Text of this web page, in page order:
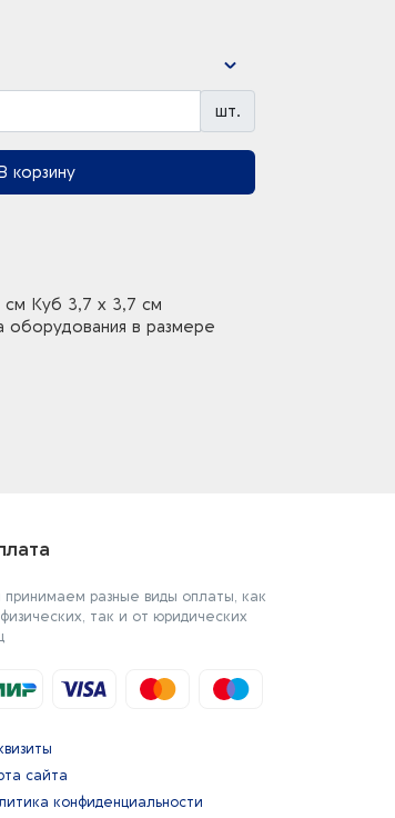
шт.
корзину
см Куб 3,7 х 3,7 см
оборудования в размере
разные виды оплаты, как
так и от юридических
сайта
конфиденциальности